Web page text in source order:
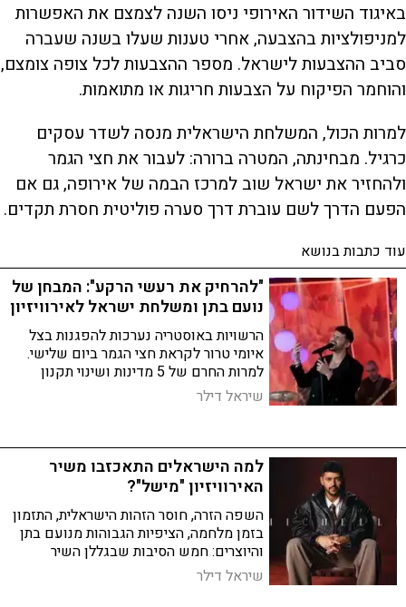
באיגוד השידור האירופי ניסו השנה לצמצם את האפשרות
למניפולציות בהצבעה, אחרי טענות שעלו בשנה שעברה
סביב ההצבעות לישראל. מספר ההצבעות לכל צופה צומצם,
והוחמר הפיקוח על הצבעות חריגות או מתואמות.
למרות הכול, המשלחת הישראלית מנסה לשדר עסקים
כרגיל. מבחינתה, המטרה ברורה: לעבור את חצי הגמר
ולהחזיר את ישראל שוב למרכז הבמה של אירופה, גם אם
הפעם הדרך לשם עוברת דרך סערה פוליטית חסרת תקדים.
עוד כתבות בנושא
"להרחיק את רעשי הרקע": המבחן של
נועם בתן ומשלחת ישראל לאירוויזיון
הרשויות באוסטריה נערכות להפגנות בצל
איומי טרור לקראת חצי הגמר ביום שלישי.
למרות החרם של 5 מדינות ושינוי תקנון
ההצבעה, נציגי "כאן" שומרים על אופטימיות:
"לא מתרכזים באיומים, אלא באהבה
שיראל דילר
למה הישראלים התאכזבו משיר
האירוויזיון "מישל"?
השפה הזרה, חוסר הזהות הישראלית, התזמון
בזמן מלחמה, הציפיות הגבוהות מנועם בתן
והיוצרים: חמש הסיבות שבגללן השיר
שנשלח לאירוויזיון מעורר יותר ביקורת
מגאווה בישראל
שיראל דילר